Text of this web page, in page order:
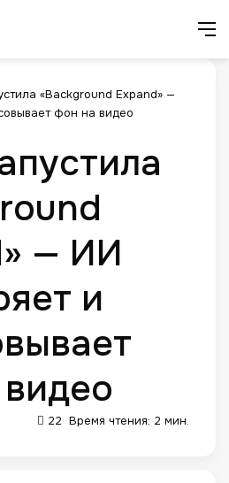
«Background Expand» —
фон на видео
— ИИ
и
22 Время чтения: 2 мин.